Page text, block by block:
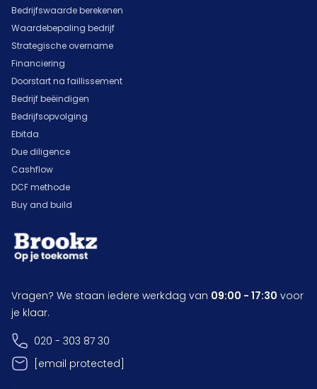
Bedrijfswaarde berekenen
Waardebepaling bedrijf
Strategische overname
Financiering
Doorstart na faillissement
Bedrijf beëindigen
Bedrijfsopvolging
Ebitda
Due diligence
Cashflow
DCF methode
Buy and build
Vragen? We staan iedere werkdag van 09:00 - 17:30 voor
je klaar.
020 - 303 87 30
[email protected]